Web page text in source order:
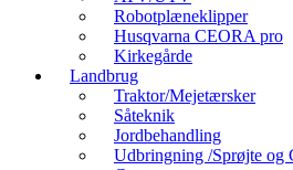
Robotplæneklipper
Husqvarna CEORA pro
Kirkegårde
Landbrug
Traktor/Mejetærsker
Såteknik
Jordbehandling
Udbringning /Sprøjte og